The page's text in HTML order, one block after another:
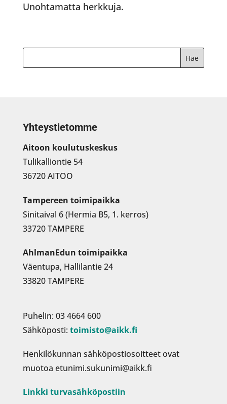
Unohtamatta herkkuja.
Yhteystietomme
Aitoon koulutuskeskus
Tulikalliontie 54
36720 AITOO
Tampereen toimipaikka
Sinitaival 6 (Hermia B5, 1. kerros)
33720 TAMPERE
AhlmanEdun toimipaikka
Väentupa, Hallilantie 24
33820 TAMPERE
Puhelin: 03 4664 600
Sähköposti: toimisto@aikk.fi
Henkilökunnan sähköpostiosoitteet ovat
muotoa etunimi.sukunimi@aikk.fi
Linkki turvasähköpostiin